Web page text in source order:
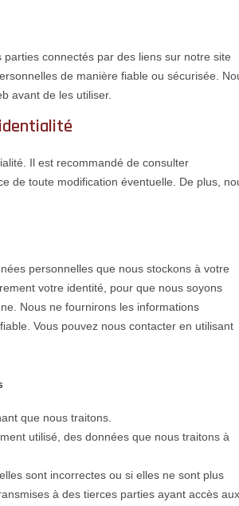
connectés par des liens sur notre site
de manière fiable ou sécurisée.
avant de les utiliser.
Il est recommandé de consulter
de toute modification éventuelle. De plus,
personnelles que nous stockons à votre
votre identité, pour que nous soyons
Nous ne fournirons les informations
Vous pouvez nous contacter en utilisant
que nous traitons.
utilisé, des données que nous traitons à
sont incorrectes ou si elles ne sont plus
à des tierces parties ayant accès aux